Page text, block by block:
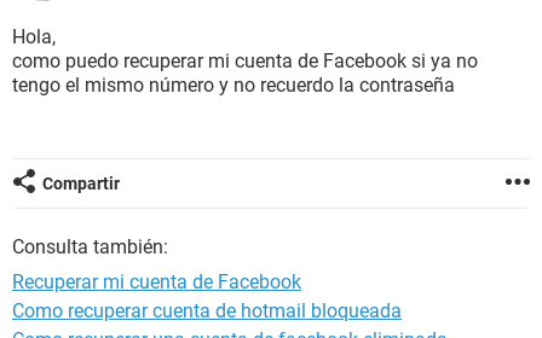
Hola,
como puedo recuperar mi cuenta de Facebook si ya no
tengo el mismo número y no recuerdo la contraseña
Compartir
Consulta también:
Recuperar mi cuenta de Facebook
Como recuperar cuenta de hotmail bloqueada